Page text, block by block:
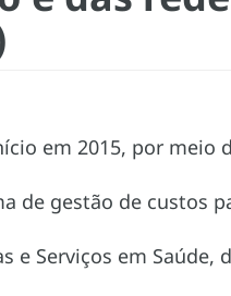
em 2015, por meio
de gestão de custos
e Serviços em Saúde,